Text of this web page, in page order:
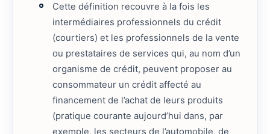
Cette définition recouvre à la fois les
intermédiaires professionnels du crédit
(courtiers) et les professionnels de la vente
ou prestataires de services qui, au nom d’un
organisme de crédit, peuvent proposer au
consommateur un crédit affecté au
financement de l’achat de leurs produits
(pratique courante aujourd’hui dans, par
exemple, les secteurs de l’automobile, de